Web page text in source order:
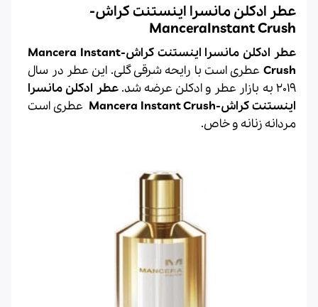
عطر ادکلن مانسرا اینستنت کراش-
ManceraInstant Crush
عطر ادکلن مانسرا اینستنت کراش-Mancera Instant
Crush عطری است با رایحه شرقی گلی. این عطر در سال
2019 به بازار عطر و ادکلن عرضه شد.
عطر ادکلن مانسرا
اینستنت کراش-Mancera Instant Crush
عطری است
مردانه زنانه و خاص.